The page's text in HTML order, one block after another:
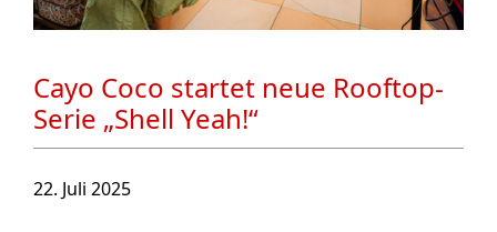
Cayo Coco startet neue Rooftop-
Serie „Shell Yeah!“
22. Juli 2025